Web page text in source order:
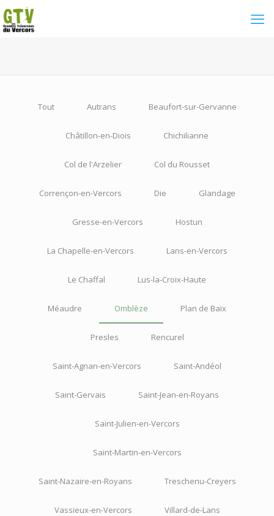
Tout Autrans Beaufort-sur-Gervanne
Châtillon-en-Diois Chichilianne
Col de l'Arzelier Col du Rousset
Corrençon-en-Vercors Die Glandage
Gresse-en-Vercors Hostun
La Chapelle-en-Vercors Lans-en-Vercors
Le Chaffal Lus-la-Croix-Haute
Méaudre Omblèze Plan de Baix
Presles Rencurel
Saint-Agnan-en-Vercors Saint-Andéol
Saint-Gervais Saint-Jean-en-Royans
Saint-Julien-en-Vercors
Saint-Martin-en-Vercors
Saint-Nazaire-en-Royans Treschenu-Creyers
Vassieux-en-Vercors Villard-de-Lans